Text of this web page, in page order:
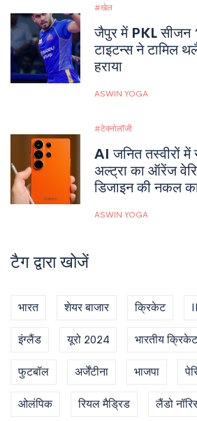
खेल
जैपुर में PKL
टाइटन्स ने टामिल
हराया
ASWIN YOGA
टेक्नोलॉजी
AI जनित तस्वीरों
अल्ट्रा का ऑरेंज
डिजाइन की नकल
ASWIN YOGA
टैग द्वारा खोजें
भारत शेयर बाजार क्रिकेट
इंग्लैंड यूरो 2024 भारतीय क्रिकेट
फुटबॉल अर्जेंटीना भाजपा
ओलंपिक रियल मैड्रिड लैंडो